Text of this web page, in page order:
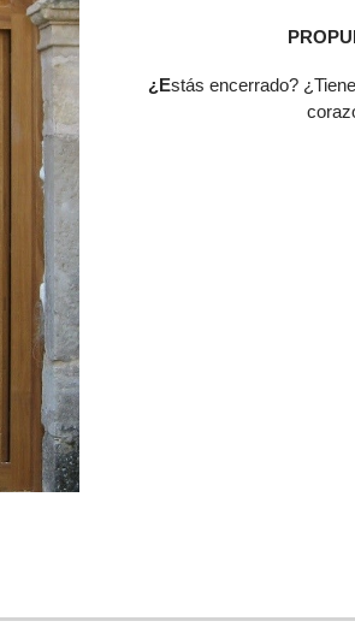
¿Estás encerrado?